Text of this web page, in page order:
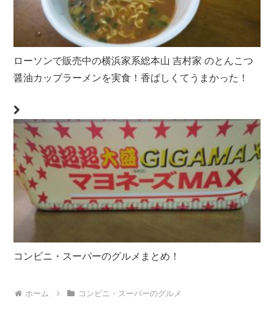
ローソンで販売中の横浜家系総本山 吉村家 のとんこつ
醤油カップラーメンを実食！香ばしくてうまかった！
コンビニ・スーパーのグルメまとめ！
ホーム コンビニ・スーパーのグルメ